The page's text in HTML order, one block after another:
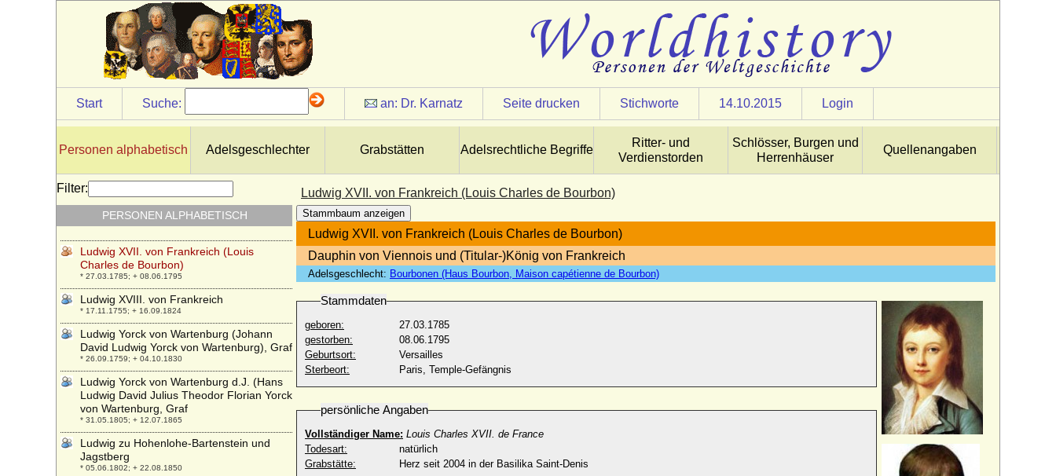
Start Suche: an: Dr. Karnatz Seite drucken Stichworte 14.10.2015 Login
Personen alphabetisch Adelsgeschlechter Grabstätten Adelsrechtliche Begriffe
Ritter- und
Verdienstorden
Schlösser, Burgen und
Herrenhäuser
Quellenangaben
Ludwig XVII. von Frankreich (Louis Charles de Bourbon)
Stammbaum anzeigen
Ludwig XVII. von Frankreich (Louis Charles de Bourbon)
Dauphin von Viennois und (Titular-)König von Frankreich
Adelsgeschlecht: Bourbonen (Haus Bourbon, Maison capétienne de Bourbon)
Stammdaten
geboren:
27.03.1785
gestorben:
08.06.1795
Geburtsort:
Versailles
Sterbeort:
Paris, Temple-Gefängnis
persönliche Angaben
Vollständiger Name: Louis Charles XVII. de France
Todesart:
natürlich
Grabstätte:
Herz seit 2004 in der Basilika Saint-Denis
Filter:
PERSONEN ALPHABETISCH
* 03.07.1423; + 30.08.1483
Ludwig XII. von Frankreich (Louis XII. le
Pere du Peuple)
* 27.06.1462; + 01.01.1515
Ludwig XIII. von Frankreich (Louis XIII. de
France)
* 27.09.1601; + 14.05.1643
Ludwig XIV. von Frankreich (Louis XIV. de
* 05.09.1638; + 01.09.1715
France)
* 15.02.1710; + 10.05.1774
Ludwig XVI. von Frankreich
* 23.08.1754; + 21.01.1793
Ludwig XVII. von Frankreich (Louis
Charles de Bourbon)
* 27.03.1785; + 08.06.1795
Ludwig XVIII. von Frankreich
* 17.11.1755; + 16.09.1824
Ludwig Yorck von Wartenburg (Johann
David Ludwig Yorck von Wartenburg), Graf
* 26.09.1759; + 04.10.1830
Ludwig Yorck von Wartenburg d.J. (Hans
Ludwig David Julius Theodor Florian Yorck
von Wartenburg, Graf
* 31.05.1805; + 12.07.1865
Ludwig zu Hohenlohe-Bartenstein und
Jagstberg
* 05.06.1802; + 22.08.1850